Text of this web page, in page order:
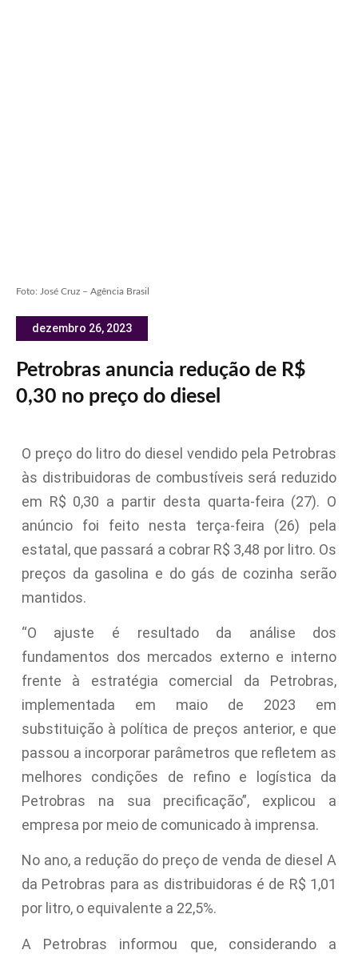
Foto: José Cruz – Agência Brasil
dezembro 26, 2023
Petrobras anuncia redução de R$
0,30 no preço do diesel
O preço do litro do diesel vendido pela Petrobras
às distribuidoras de combustíveis será reduzido
em R$ 0,30 a partir desta quarta-feira (27). O
anúncio foi feito nesta terça-feira (26) pela
estatal, que passará a cobrar R$ 3,48 por litro. Os
preços da gasolina e do gás de cozinha serão
mantidos.
“O ajuste é resultado da análise dos
fundamentos dos mercados externo e interno
frente à estratégia comercial da Petrobras,
implementada em maio de 2023 em
substituição à política de preços anterior, e que
passou a incorporar parâmetros que refletem as
melhores condições de refino e logística da
Petrobras na sua precificação”, explicou a
empresa por meio de comunicado à imprensa.
No ano, a redução do preço de venda de diesel A
da Petrobras para as distribuidoras é de R$ 1,01
por litro, o equivalente a 22,5%.
A Petrobras informou que, considerando a